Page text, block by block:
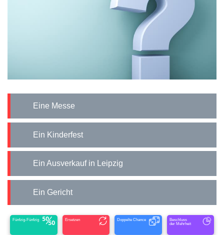
Eine Messe
Ein Kinderfest
Ein Ausverkauf in Leipzig
Ein Gericht
Fünfzig-Fünfzig Ersetzen Doppelte Chance
Beschluss
der Mehrheit